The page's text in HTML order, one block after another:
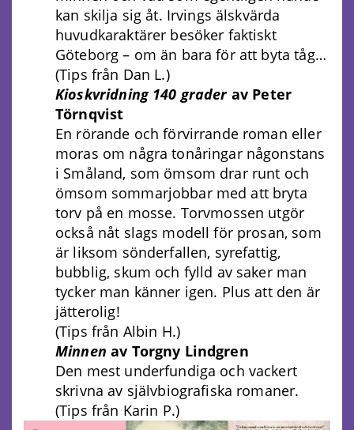
kan skilja sig åt. Irvings älskvärda
huvudkaraktärer besöker faktiskt
Göteborg – om än bara för att byta tåg…
(Tips från Dan L.)
Kioskvridning 140 graderav Peter
Törnqvist
En rörande och förvirrande roman eller
moras om några tonåringar någonstans
i Småland, som ömsom drar runt och
ömsom sommarjobbar med att bryta
torv på en mosse. Torvmossen utgör
också nåt slags modell för prosan, som
är liksom sönderfallen, syrefattig,
bubblig, skum och fylld av saker man
tycker man känner igen. Plus att den är
jätterolig!
(Tips från Albin H.)
Minnen av Torgny Lindgren
Den mest underfundiga och vackert
skrivna av självbiografiska romaner.
(Tips från Karin P.)